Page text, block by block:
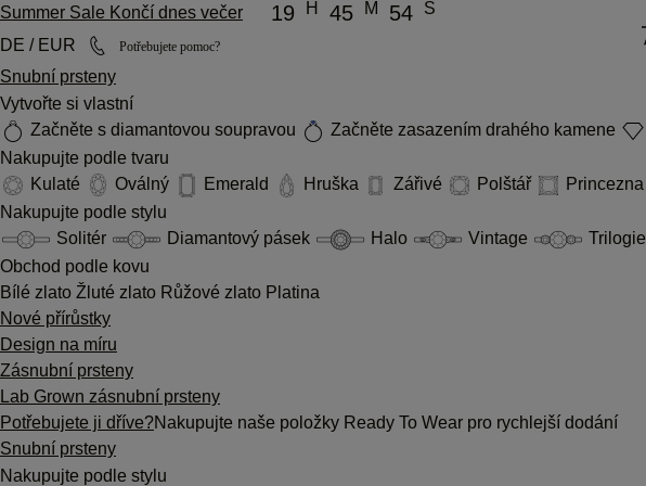
Summer Sale Končí dnes večer 19 H 45 M 54
S
DE / EUR
Potřebujete pomoc?
Snubní prsteny
Vytvořte si vlastní
Začněte s diamantovou soupravou
Začněte zasazením drahého kamene
Nakupujte podle tvaru
Kulaté
Oválný Emerald Hruška Zářivé Polštář Princezna
Nakupujte podle stylu
Solitér
Diamantový pásek Halo Vintage
Trilogie
Obchod podle kovu
Bílé zlato Žluté zlato Růžové zlato Platina
Nové přírůstky
Design na míru
Zásnubní prsteny
Lab Grown zásnubní prsteny
Potřebujete ji dříve?Nakupujte naše položky Ready To Wear pro rychlejší dodání
Snubní prsteny
Nakupujte podle stylu